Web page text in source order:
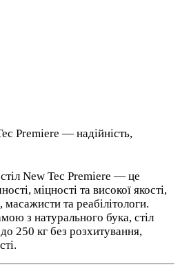
Premiere — надійність,
New Tec Premiere — це
міцності та високої якості,
масажисти та реабілітологи.
з натурального бука, стіл
250 кг без розхитування,